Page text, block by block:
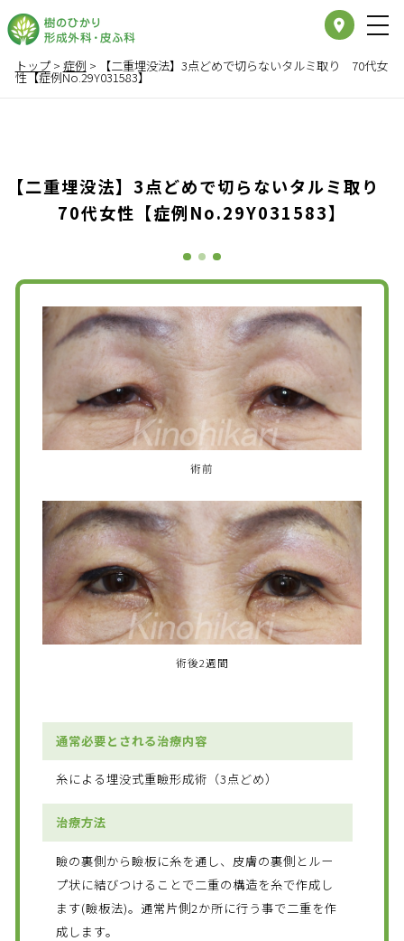
place
トップ> 症例 > 【二重埋没法】3点どめで切らないタルミ取り 70代女
性【症例No.29Y031583】
【二重埋没法】3点どめで切らないタルミ取り
70代女性【症例No.29Y031583】
術前
術後2週間
通常必要とされる治療内容
糸による埋没式重瞼形成術（3点どめ）
治療方法
瞼の裏側から瞼板に糸を通し、皮膚の裏側とルー
プ状に結びつけることで二重の構造を糸で作成し
ます(瞼板法)。通常片側2か所に行う事で二重を作
成します。